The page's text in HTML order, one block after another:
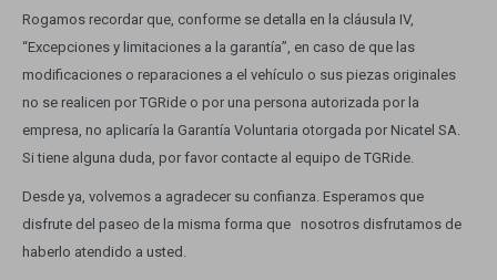
Rogamos recordar que, conforme se detalla en la cláusula IV,
“Excepciones y limitaciones a la garantía”, en caso de que las
modificaciones o reparaciones a el vehículo o sus piezas originales
no se realicen por TGRide o por una persona autorizada por la
empresa, no aplicaría la Garantía Voluntaria otorgada por Nicatel SA.
Si tiene alguna duda, por favor contacte al equipo de TGRide.
Desde ya, volvemos a agradecer su confianza. Esperamos que
disfrute del paseo de la misma forma que nosotros disfrutamos de
haberlo atendido a usted.